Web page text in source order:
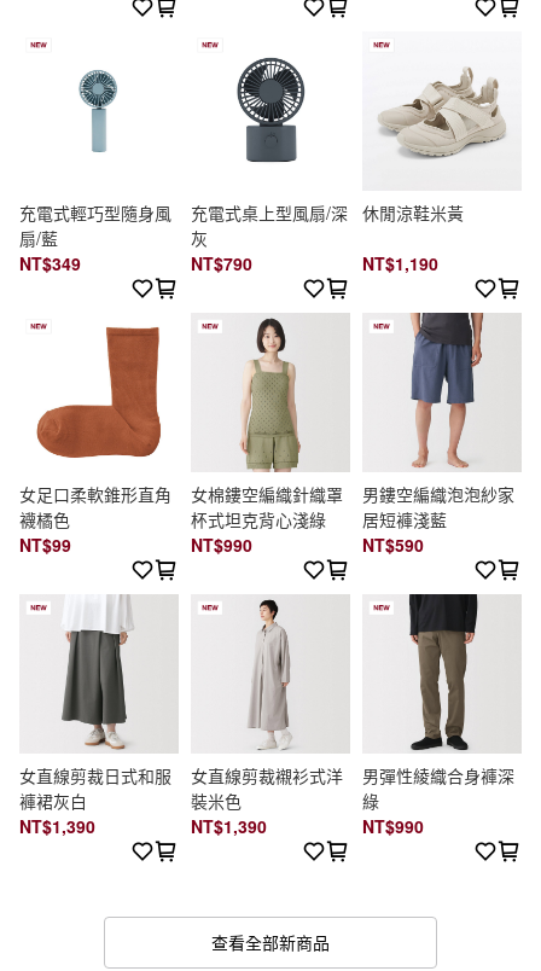
充電式輕巧型隨身風
扇/藍
NT$349
充電式桌上型風扇/深
灰
NT$790
休閒涼鞋米黃
NT$1,190
女足口柔軟錐形直角
襪橘色
NT$99
女棉鏤空編織針織罩
杯式坦克背心淺綠
NT$990
男鏤空編織泡泡紗家
居短褲淺藍
NT$590
女直線剪裁日式和服
褲裙灰白
NT$1,390
女直線剪裁襯衫式洋
裝米色
NT$1,390
男彈性綾織合身褲深
綠
NT$990
查看全部新商品